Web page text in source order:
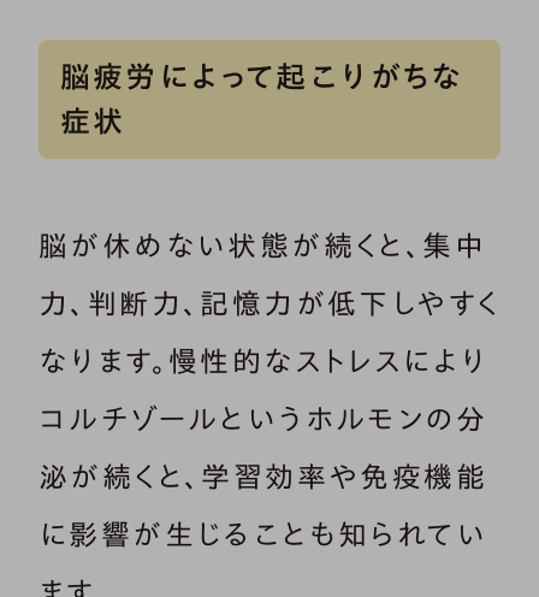
脳疲労によって起こりがちな
症状
脳が休めない状態が続くと、集中
力、判断力、記憶力が低下しやすく
なります。慢性的なストレスにより
コルチゾールというホルモンの分
泌が続くと、学習効率や免疫機能
に影響が生じることも知られてい